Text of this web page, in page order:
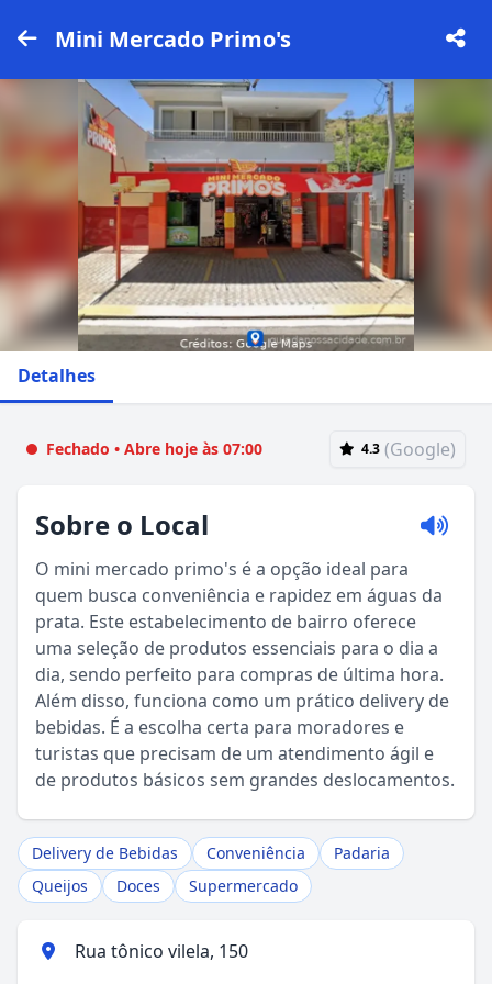
Mini Mercado Primo's
Detalhes
Fechado • Abre hoje às 07:00 4.3 (Google)
Sobre o Local
O mini mercado primo's é a opção ideal para
quem busca conveniência e rapidez em águas da
prata. Este estabelecimento de bairro oferece
uma seleção de produtos essenciais para o dia a
dia, sendo perfeito para compras de última hora.
Além disso, funciona como um prático delivery de
bebidas. É a escolha certa para moradores e
turistas que precisam de um atendimento ágil e
de produtos básicos sem grandes deslocamentos.
Delivery de Bebidas Conveniência
Padaria
Queijos
Doces Supermercado
Rua tônico vilela, 150
Sou Turista em Águas da Prata